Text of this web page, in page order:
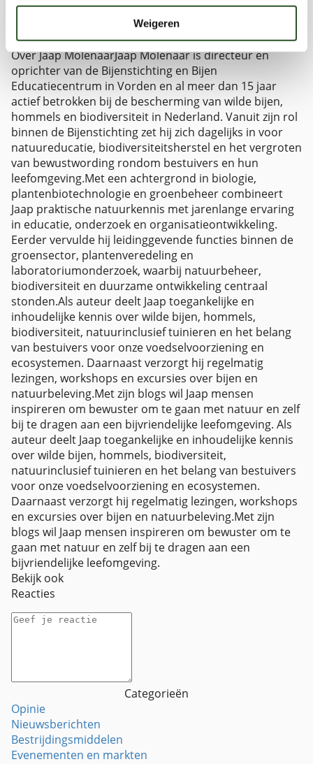
Weigeren
Jaap Molenaar
Bekijk profiel
website
Over Jaap MolenaarJaap Molenaar is directeur en
oprichter van de Bijenstichting en Bijen
Educatiecentrum in Vorden en al meer dan 15 jaar
actief betrokken bij de bescherming van wilde bijen,
hommels en biodiversiteit in Nederland. Vanuit zijn rol
binnen de Bijenstichting zet hij zich dagelijks in voor
natuureducatie, biodiversiteitsherstel en het vergroten
van bewustwording rondom bestuivers en hun
leefomgeving.Met een achtergrond in biologie,
plantenbiotechnologie en groenbeheer combineert
Jaap praktische natuurkennis met jarenlange ervaring
in educatie, onderzoek en organisatieontwikkeling.
Eerder vervulde hij leidinggevende functies binnen de
groensector, plantenveredeling en
laboratoriumonderzoek, waarbij natuurbeheer,
biodiversiteit en duurzame ontwikkeling centraal
stonden.Als auteur deelt Jaap toegankelijke en
inhoudelijke kennis over wilde bijen, hommels,
biodiversiteit, natuurinclusief tuinieren en het belang
van bestuivers voor onze voedselvoorziening en
ecosystemen. Daarnaast verzorgt hij regelmatig
lezingen, workshops en excursies over bijen en
natuurbeleving.Met zijn blogs wil Jaap mensen
inspireren om bewuster om te gaan met natuur en zelf
bij te dragen aan een bijvriendelijke leefomgeving. Als
auteur deelt Jaap toegankelijke en inhoudelijke kennis
over wilde bijen, hommels, biodiversiteit,
natuurinclusief tuinieren en het belang van bestuivers
voor onze voedselvoorziening en ecosystemen.
Daarnaast verzorgt hij regelmatig lezingen, workshops
en excursies over bijen en natuurbeleving.Met zijn
blogs wil Jaap mensen inspireren om bewuster om te
gaan met natuur en zelf bij te dragen aan een
bijvriendelijke leefomgeving.
Bekijk ook
Reacties
Categorieën
Opinie
Nieuwsberichten
Bestrijdingsmiddelen
Evenementen en markten